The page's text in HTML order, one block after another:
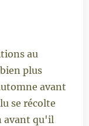
au
plus
avant
se récolte
avant qu'il